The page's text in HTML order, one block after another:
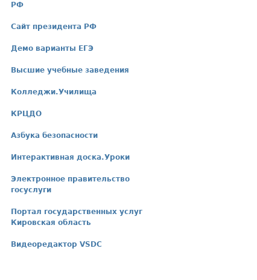
РФ
Сайт президента РФ
Демо варианты ЕГЭ
Высшие учебные заведения
Колледжи.Училища
КРЦДО
Азбука безопасности
Интерактивная доска.Уроки
Электронное правительство
госуслуги
Портал государственных услуг
Кировская область
Видеоредактор VSDC